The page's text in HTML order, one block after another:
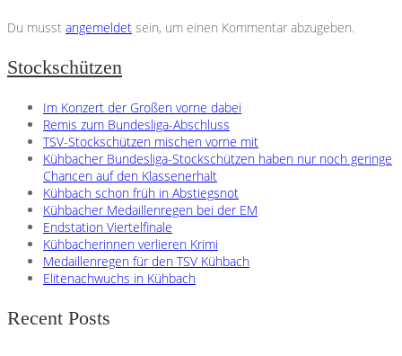
Du musst angemeldet sein, um einen Kommentar abzugeben.
Stockschützen
Im Konzert der Großen vorne dabei
Remis zum Bundesliga-Abschluss
TSV-Stockschützen mischen vorne mit
Kühbacher Bundesliga-Stockschützen haben nur noch geringe
Chancen auf den Klassenerhalt
Kühbach schon früh in Abstiegsnot
Kühbacher Medaillenregen bei der EM
Endstation Viertelfinale
Kühbacherinnen verlieren Krimi
Medaillenregen für den TSV Kühbach
Elitenachwuchs in Kühbach
Recent Posts